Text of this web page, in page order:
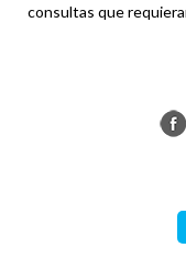
consultas que